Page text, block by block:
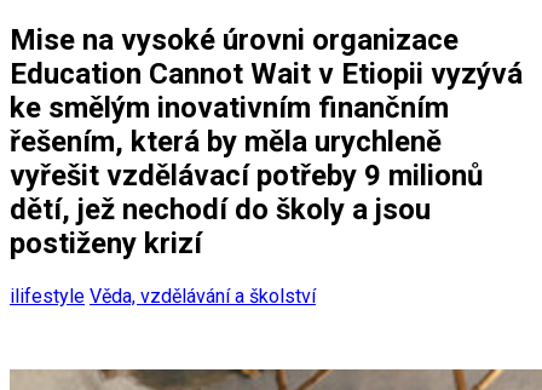
Mise na vysoké úrovni organizace
Education Cannot Wait v Etiopii vyzývá
ke smělým inovativním finančním
řešením, která by měla urychleně
vyřešit vzdělávací potřeby 9 milionů
dětí, jež nechodí do školy a jsou
postiženy krizí
ilifestyle Věda, vzdělávání a školství